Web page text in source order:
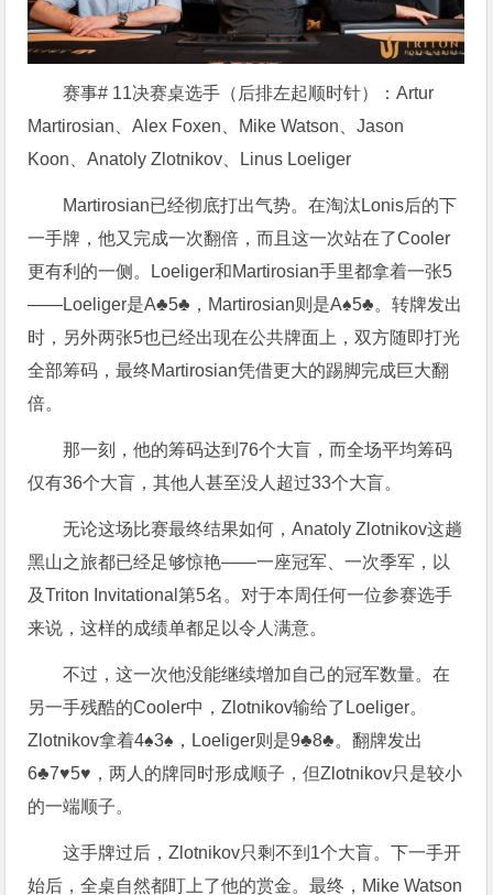
赛事# 11决赛桌选手（后排左起顺时针）：Artur
Martirosian、Alex Foxen、Mike Watson、Jason
Koon、Anatoly Zlotnikov、Linus Loeliger
Martirosian已经彻底打出气势。在淘汰Lonis后的下
一手牌，他又完成一次翻倍，而且这一次站在了Cooler
更有利的一侧。Loeliger和Martirosian手里都拿着一张5
——Loeliger是A♣5♣，Martirosian则是A♠5♣。转牌发出
时，另外两张5也已经出现在公共牌面上，双方随即打光
全部筹码，最终Martirosian凭借更大的踢脚完成巨大翻
倍。
那一刻，他的筹码达到76个大盲，而全场平均筹码
仅有36个大盲，其他人甚至没人超过33个大盲。
无论这场比赛最终结果如何，Anatoly Zlotnikov这趟
黑山之旅都已经足够惊艳——一座冠军、一次季军，以
及Triton Invitational第5名。对于本周任何一位参赛选手
来说，这样的成绩单都足以令人满意。
不过，这一次他没能继续增加自己的冠军数量。在
另一手残酷的Cooler中，Zlotnikov输给了Loeliger。
Zlotnikov拿着4♠3♠，Loeliger则是9♣8♣。翻牌发出
6♣7♥5♥，两人的牌同时形成顺子，但Zlotnikov只是较小
的一端顺子。
这手牌过后，Zlotnikov只剩不到1个大盲。下一手开
始后，全桌自然都盯上了他的赏金。最终，Mike Watson